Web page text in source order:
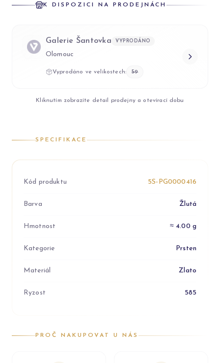
K DISPOZICI NA PRODEJNÁCH
Galerie Šantovka VYPRODÁNO
Olomouc
Vyprodáno ve velikostech: 59
Kliknutím zobrazíte detail prodejny a otevírací dobu
SPECIFIKACE
Kód produktu 5S-PG0000416
Barva Žlutá
Hmotnost ≈ 4.00 g
Kategorie Prsten
Materiál Zlato
Ryzost 585
PROČ NAKUPOVAT U NÁS